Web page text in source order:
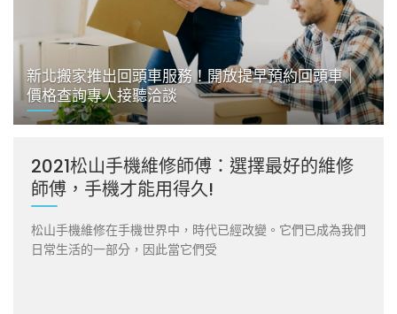
新北搬家推出回頭車服務！開放提早預約回頭車｜
價格查詢專人接聽洽談
2021松山手機維修師傅：選擇最好的維修
師傅，手機才能用得久!
松山手機維修在手機世界中，時代已經改變。它們已成為我們
日常生活的一部分，因此當它們受